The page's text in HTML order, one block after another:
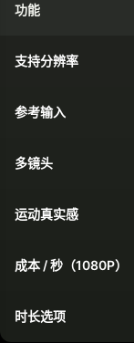
功能
支持分辨率
参考输入
多镜头
运动真实感
成本 / 秒（1080P）
时长选项